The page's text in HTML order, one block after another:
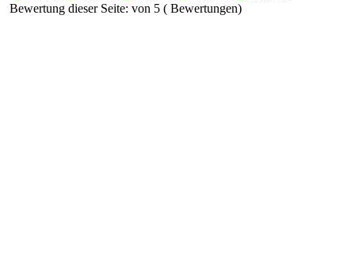
Bewertung dieser Seite: von 5 ( Bewertungen)